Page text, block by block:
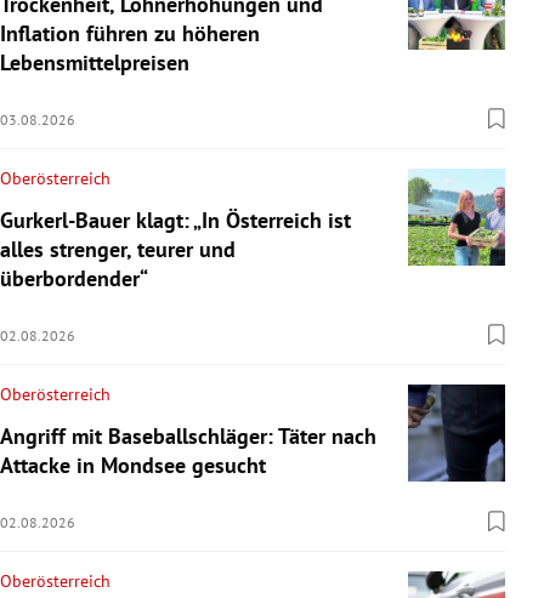
Inflation führen zu höheren
Lebensmittelpreisen
03.08.2026
Oberösterreich
Gurkerl-Bauer klagt: „In Österreich ist
alles strenger, teurer und
überbordender“
02.08.2026
Oberösterreich
Angriff mit Baseballschläger: Täter nach
Attacke in Mondsee gesucht
02.08.2026
Oberösterreich